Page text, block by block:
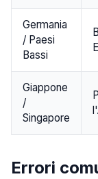
Germania
/ Paesi
Bassi
Giappone
/
Singapore
Errori